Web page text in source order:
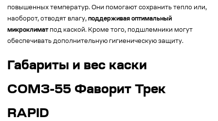
повышенных температур. Они помогают сохранить тепло или,
наоборот, отводят влагу, поддерживая оптимальный
микроклиматпод каской. Кроме того, подшлемники могут
обеспечивать дополнительную гигиеническую защиту.
Габариты и вес каски
СОМЗ-55 Фаворит Трек
RAPID